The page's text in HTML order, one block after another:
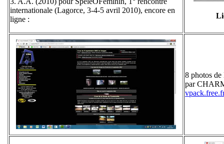
internationale (Lagorce, 3-4-5 avril 2010), encore en
ligne :
8 photos
par
vpack.free.fr